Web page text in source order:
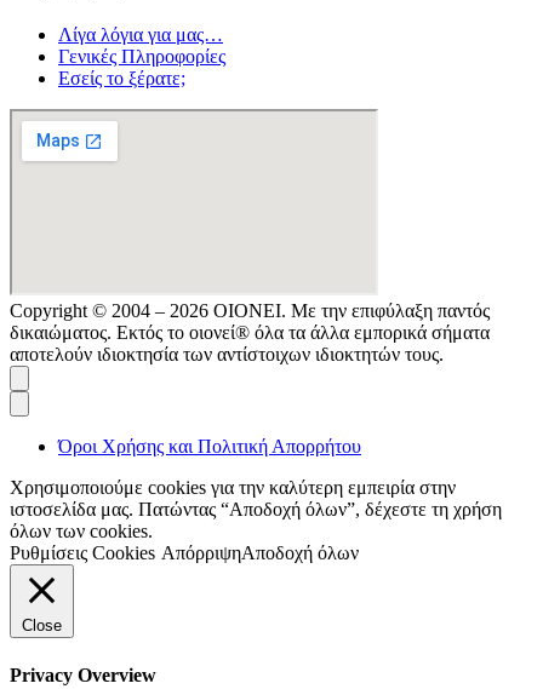
Λίγα λόγια για μας…
Γενικές Πληροφορίες
Εσείς το ξέρατε;
Copyright © 2004 – 2026 ΟΙΟΝΕΙ. Με την επιφύλαξη παντός
δικαιώματος. Εκτός το οιονεί® όλα τα άλλα εμπορικά σήματα
αποτελούν ιδιοκτησία των αντίστοιχων ιδιοκτητών τους.
Όροι Χρήσης και Πολιτική Απορρήτου
Χρησιμοποιούμε cookies για την καλύτερη εμπειρία στην
ιστοσελίδα μας. Πατώντας “Αποδοχή όλων”, δέχεστε τη χρήση
όλων των cookies.
Ρυθμίσεις Cookies ΑπόρριψηΑποδοχή όλων
Close
Privacy Overview